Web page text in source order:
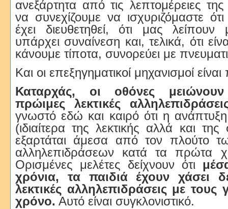
ανεξάρτητα από τις λεπτομέρειες
να συνεχίζουμε να ισχυριζόμαστε
έχει διευθετηθεί, ότι μας λείπουν
υπάρχει συναίνεση και, τελικά, ότι
κάνουμε τίποτα, συνορεύει με
Και οι επεξηγηματικοί μηχανισμοί
Καταρχάς, οι οθόνες
πρώιμες λεκτικές
γνωστό εδώ και καιρό ότι η
(ιδιαίτερα της λεκτικής αλλά και της
εξαρτάται άμεσα από τον πλούτο
αλληλεπιδράσεων κατά τα πρώτα
Ορισμένες μελέτες δείχνουν ότι
χρόνια, τα παιδιά έχουν χάσει
λεκτικές αλληλεπιδράσεις με τους
χρόνο. Αυτό είναι συγκλονιστικό.